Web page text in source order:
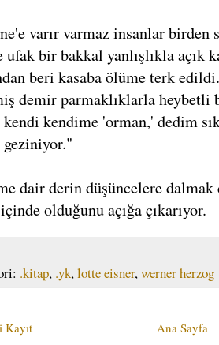
varır varmaz insanlar birden
ufak bir bakkal yanlışlıkla açık
beri kasaba ölüme terk
demir parmaklıklarla heybetli
kendime 'orman,' dedim
dair derin düşüncelere dalmak
olduğunu açığa çıkarıyor.
.kitap, .yk,lotte eisner,werner herzog
Kayıt Ana Sayfa